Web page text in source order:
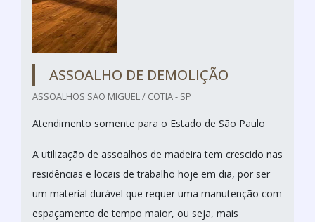
ASSOALHO DE DEMOLIÇÃO
ASSOALHOS SAO MIGUEL / COTIA - SP
Atendimento somente para o Estado de São Paulo
A utilização de assoalhos de madeira tem crescido nas
residências e locais de trabalho hoje em dia, por ser
um material durável que requer uma manutenção com
espaçamento de tempo maior, ou seja, mais